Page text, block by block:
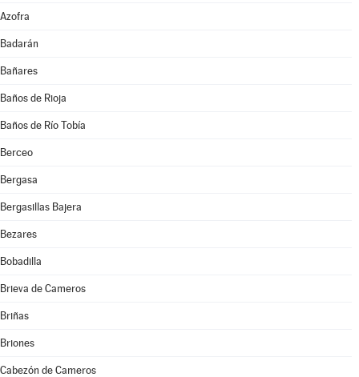
Azofra
Badarán
Bañares
Baños de Rioja
Baños de Río Tobía
Berceo
Bergasa
Bergasillas Bajera
Bezares
Bobadilla
Brieva de Cameros
Briñas
Briones
Cabezón de Cameros